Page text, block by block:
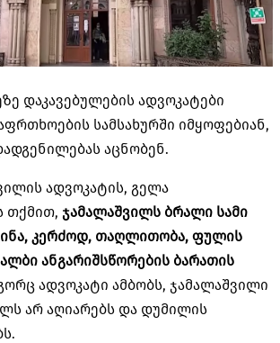
დაკავებულების ადვოკატები
სამსახურში იმყოფებიან,
აცნობენ.
ადვოკატის, გელა
თქმით, ჯამალაშვილს ბრალი სამი
კერძოდ, თაღლითობა, ფულის
ანგარიშსწორების ბარათის
ადვოკატი ამბობს, ჯამალაშვილი
არ აღიარებს და დუმილის